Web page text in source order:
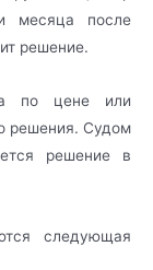
месяца после
решение.
по цене или
решения. Судом
решение в
следующая